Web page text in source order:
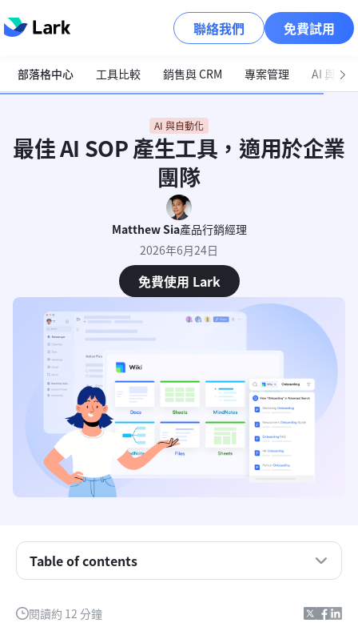
聯絡我們 免費試用
部落格中心 工具比較 銷售與 CRM 專案管理 AI 與自
AI 與自動化
最佳 AI SOP 產生工具，適用於企業
團隊
Matthew Sia產品行銷經理
2026年6月24日
免費使用 Lark
閱讀約 12 分鐘
Table of contents
為何靜態文件在現代運作中失敗
在 AI SOP 產生器中應尋找的核心功能